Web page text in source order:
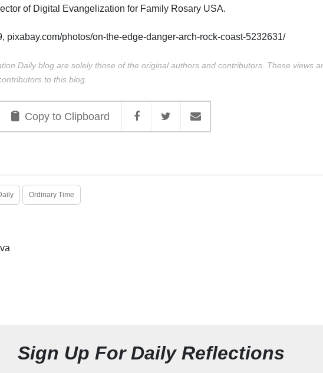
of Digital Evangelization for Family Rosary USA.
pixabay.com/photos/on-the-edge-danger-arch-rock-coast-5232631/
Daily blog are solely those of the original authors and contributors. These views
to this blog.
Copy to Clipboard
Ordinary Time
Sign Up For Daily Reflections